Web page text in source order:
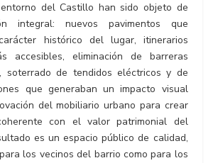
del Castillo han sido objeto de
integral: nuevos pavimentos que
histórico del lugar, itinerarios
accesibles, eliminación de barreras
soterrado de tendidos eléctricos y de
que generaban un impacto visual
del mobiliario urbano para crear
con el valor patrimonial del
es un espacio público de calidad,
los vecinos del barrio como para los